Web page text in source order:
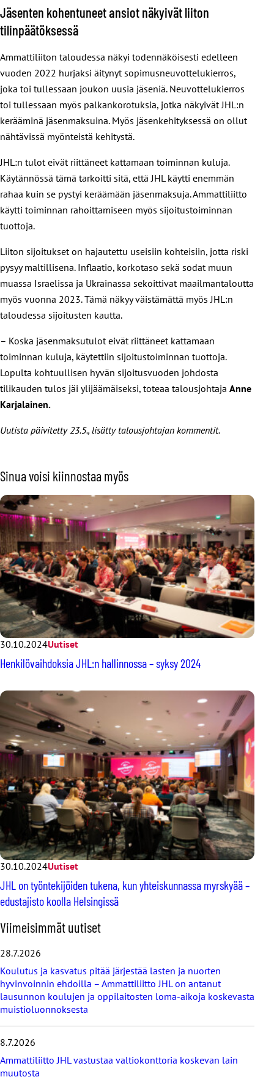
Jäsenten kohentuneet ansiot näkyivät liiton
tilinpäätöksessä
Ammattiliiton taloudessa näkyi todennäköisesti edelleen
vuoden 2022 hurjaksi äitynyt sopimusneuvottelukierros,
joka toi tullessaan joukon uusia jäseniä. Neuvottelukierros
toi tullessaan myös palkankorotuksia, jotka näkyivät JHL:n
kerääminä jäsenmaksuina. Myös jäsenkehityksessä on ollut
nähtävissä myönteistä kehitystä.
JHL:n tulot eivät riittäneet kattamaan toiminnan kuluja.
Käytännössä tämä tarkoitti sitä, että JHL käytti enemmän
rahaa kuin se pystyi keräämään jäsenmaksuja. Ammattiliitto
käytti toiminnan rahoittamiseen myös sijoitustoiminnan
tuottoja.
Liiton sijoitukset on hajautettu useisiin kohteisiin, jotta riski
pysyy maltillisena. Inflaatio, korkotaso sekä sodat muun
muassa Israelissa ja Ukrainassa sekoittivat maailmantaloutta
myös vuonna 2023. Tämä näkyy väistämättä myös JHL:n
taloudessa sijoitusten kautta.
– Koska jäsenmaksutulot eivät riittäneet kattamaan
toiminnan kuluja, käytettiin sijoitustoiminnan tuottoja.
Lopulta kohtuullisen hyvän sijoitusvuoden johdosta
tilikauden tulos jäi ylijäämäiseksi, toteaa talousjohtaja Anne
Karjalainen.
Uutista päivitetty 23.5., lisätty talousjohtajan kommentit.
Sinua voisi kiinnostaa myös
30.10.2024Uutiset
Henkilövaihdoksia JHL:n hallinnossa – syksy 2024
30.10.2024Uutiset
JHL on työntekijöiden tukena, kun yhteiskunnassa myrskyää –
edustajisto koolla Helsingissä
O
h
i
t
a
v
i
i
i
s
i
Viimeisimmät uutiset
28.7.2026
Koulutus ja kasvatus pitää järjestää lasten ja nuorten
hyvinvoinnin ehdoilla – Ammattiliitto JHL on antanut
lausunnon koulujen ja oppilaitosten loma-aikoja koskevasta
muistioluonnoksesta
8.7.2026
Ammattiliitto JHL vastustaa valtiokonttoria koskevan lain
muutosta